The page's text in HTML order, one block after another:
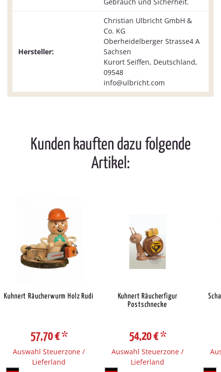
Hersteller:
Christian Ulbricht GmbH &
Co. KG
Oberheidelberger Strasse4 A
Sachsen
Kurort Seiffen, Deutschland,
09548
info@ulbricht.com
Kunden kauften dazu folgende
Artikel:
Kuhnert Räucherwurm Holz Rudi
57,70 €*
Auswahl Steuerzone /
Lieferland
Kuhnert Räucherfigur
Postschnecke
54,20 €*
Auswahl Steuerzone /
Lieferland